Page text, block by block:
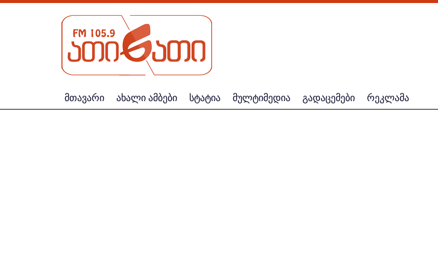
მთავარი ახალი ამბები სტატია მულტიმედია გადაცემები რეკლამა